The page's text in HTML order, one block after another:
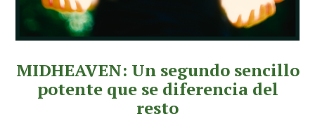
MIDHEAVEN: Un segundo sencillo
potente que se diferencia del
resto